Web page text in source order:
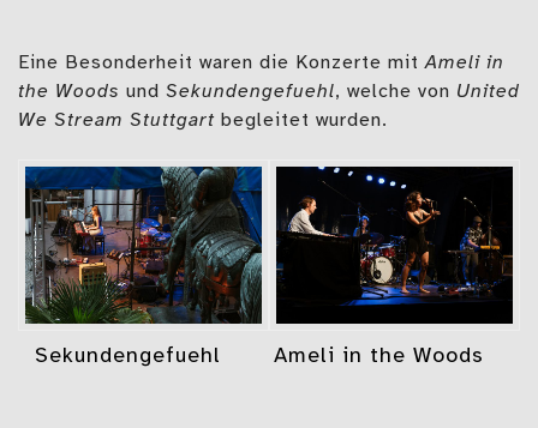
Eine Besonderheit waren die Konzerte mitAmeli in
the Woods und Sekundengefuehl, welche von United
We Stream Stuttgart begleitet wurden.
Sekundengefuehl Ameli in the Woods